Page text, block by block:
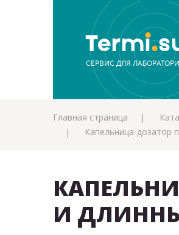
Главная страница
Капельница-дозатор
И